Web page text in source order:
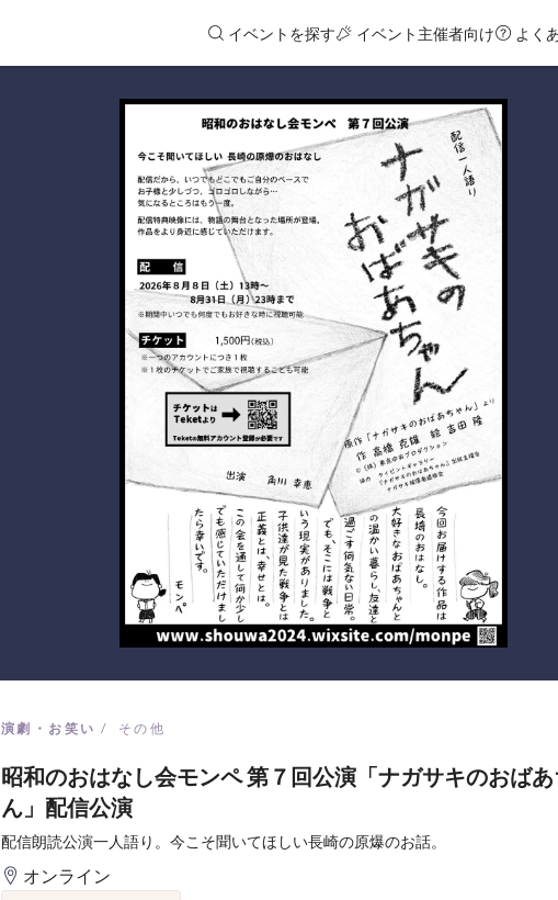
イベントを探す イベント主催者向け よく
演劇・お笑い その他
昭和のおはなし会モンペ 第７回公演「ナガサキのおば
ん」配信公演
配信朗読公演一人語り。今こそ聞いてほしい長崎の原爆のお話。
オンライン